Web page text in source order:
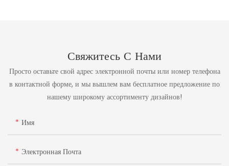
Свяжитесь С Нами
Просто оставьте свой адрес электронной почты или номер телефона
в контактной форме, и мы вышлем вам бесплатное предложение по
нашему широкому ассортименту дизайнов!
Имя
Электронная Почта